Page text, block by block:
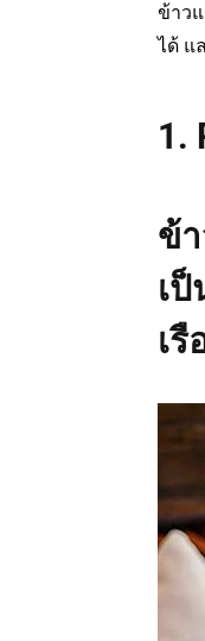
ข้าว
ได้ แ
1.
ข้
เ
เ